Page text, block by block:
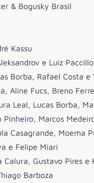
& Bogusky Brasil
Kassu
e Luiz Paccillo
Borba, Rafael Costa e
Aline Fucs, Breno
Leal, Lucas Borba,
Pinheiro, Marcos
Casagrande, Moema
e Felipe Miari
Calura, Gustavo Pires e
Barboza